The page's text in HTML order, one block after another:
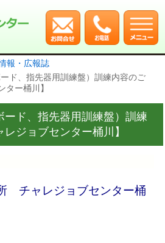
報・広報誌
ド、指先器用訓練盤）訓練内容のご
ター桶川】
ード、指先器用訓練盤）訓練
ジョブセンター桶川】
チャレジョブセンター桶